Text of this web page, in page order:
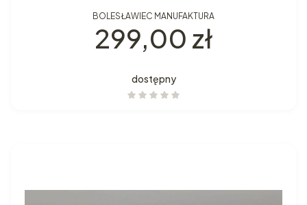
BOLESŁAWIEC MANUFAKTURA
Cena
299,00 zł
dostępny